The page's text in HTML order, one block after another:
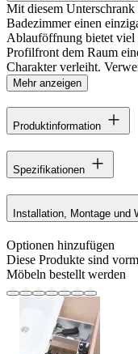
Mit diesem
Badezimmer einen
Ablauföffnung bietet viel
Profilfront dem Raum
Charakter verleiht.
Mehr anzeigen
Produktinformation
Spezifikationen
Installation, Montage und
Optionen hinzufügen
Diese Produkte sind
Möbeln bestellt werden